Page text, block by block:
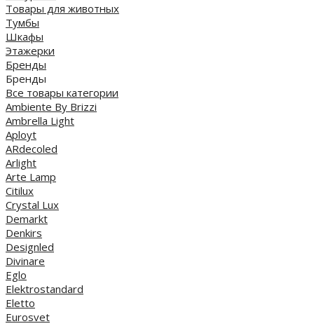
Товары для животных
Тумбы
Шкафы
Этажерки
Бренды
Бренды
Все товары категории
Ambiente By Brizzi
Ambrella Light
Aployt
ARdecoled
Arlight
Arte Lamp
Citilux
Crystal Lux
Demarkt
Denkirs
Designled
Divinare
Eglo
Elektrostandard
Eletto
Eurosvet